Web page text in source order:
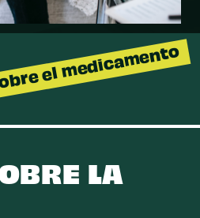
el medicamento
LA